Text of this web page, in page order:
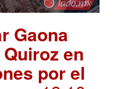
Gaona
en
por el